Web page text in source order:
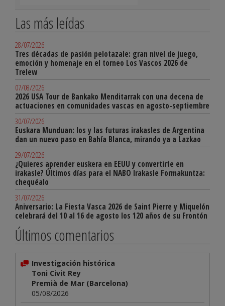
Las más leídas
28/07/2026
Tres décadas de pasión pelotazale: gran nivel de juego,
emoción y homenaje en el torneo Los Vascos 2026 de
Trelew
07/08/2026
2026 USA Tour de Bankako Menditarrak con una decena de
actuaciones en comunidades vascas en agosto-septiembre
30/07/2026
Euskara Munduan: los y las futuras irakasles de Argentina
dan un nuevo paso en Bahía Blanca, mirando ya a Lazkao
29/07/2026
¿Quieres aprender euskera en EEUU y convertirte en
irakasle? Últimos días para el NABO Irakasle Formakuntza:
chequéalo
31/07/2026
Aniversario: La Fiesta Vasca 2026 de Saint Pierre y Miquelón
celebrará del 10 al 16 de agosto los 120 años de su Frontón
Últimos comentarios
Investigación histórica
Toni Civit Rey
Premià de Mar (Barcelona)
05/08/2026